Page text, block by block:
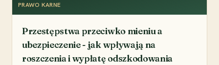
PRAWO KARNE
Przestępstwa przeciwko mieniu a
ubezpieczenie - jak wpływają na
roszczenia i wypłatę odszkodowania